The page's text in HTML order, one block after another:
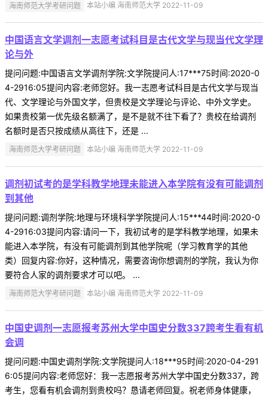
海南师范大学考研问题 本站小编 海南师范大学 2022-11-09
中国语言文学调剂一志愿考试科目是古代文学与现当代文学理
论与外
提问问题:中国语言文学调剂学院:文学院提问人:17***75时间:2020-0
4-2916:05提问内容:老师您好。我一志愿考试科目是古代文学与现当
代、文学理论与外国文学，但贵校是文学理论与评论、中外文学史。
如果贵校第一优先级名额满了，是不是就不往下看了？贵校在给调剂
名额时是否只按成绩从高往下，还是 ...
海南师范大学考研问题 本站小编 海南师范大学 2022-11-09
调剂初试考的是学科教学地理未能进入本学院有没有可能调剂
到其他
提问问题:调剂学院:地理与环境科学学院提问人:15***44时间:2020-0
4-2916:03提问内容:请问一下，我初试考的是学科教学地理，如果未
能进入本学院，有没有可能调剂到其他学院呢（学习教育学的其他
类）回复内容:你好，这种情况，需要咨询你想调剂的学院，我认为你
要符合人家的调剂要求才可以吧。 ...
海南师范大学考研问题 本站小编 海南师范大学 2022-11-09
中国史调剂一志愿报考苏州大学中国史分数337跨考生看有机
会调
提问问题:中国史调剂学院:文学院提问人:18***95时间:2020-04-291
6:05提问内容:老师您好：我一志愿报考苏州大学中国史分数337，跨
考生，您看有机会调剂到贵校吗？恳请老师回复。祝老师身体健康，